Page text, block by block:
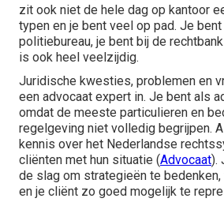
zit ook niet de hele dag op kantoor
typen en je bent veel op pad. Je
politiebureau, je bent bij de
is ook heel veelzijdig.
Juridische kwesties, problemen en
een advocaat expert in. Je bent als
omdat de meeste particulieren en
regelgeving niet volledig begrijpen.
kennis over het Nederlandse
cliënten met hun situatie (Advocaat).
de slag om strategieën te
en je cliënt zo goed mogelijk te